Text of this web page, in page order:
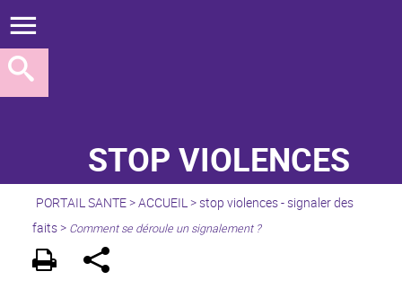
STOP VIOLENCES
PORTAIL SANTE>ACCUEIL>stop violences - signaler des
faits> Comment se déroule un signalement ?